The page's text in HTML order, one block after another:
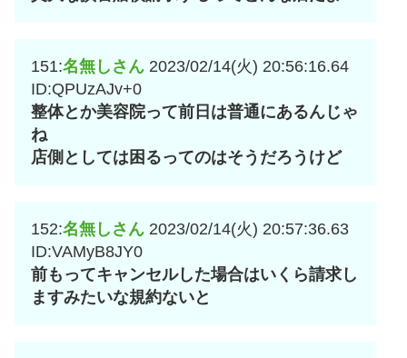
151:名無しさん 2023/02/14(火) 20:56:16.64
ID:QPUzAJv+0
整体とか美容院って前日は普通にあるんじゃ
ね
店側としては困るってのはそうだろうけど
152:名無しさん 2023/02/14(火) 20:57:36.63
ID:VAMyB8JY0
前もってキャンセルした場合はいくら請求し
ますみたいな規約ないと